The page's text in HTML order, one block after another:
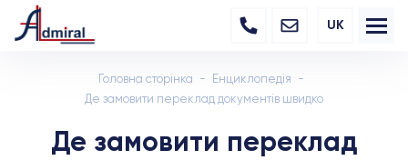
UK
Головна сторінка
Енциклопедія
Де замовити переклад документів швидко
Де замовити переклад